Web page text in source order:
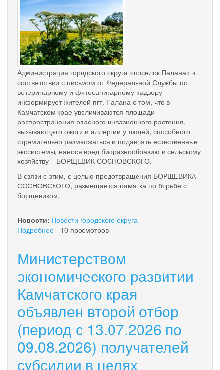
Администрация городского округа «поселок Палана» в
соответствии с письмом от Федеральной Службы по
ветеринарному и фитосанитарному надзору
информирует жителей пгт. Палана о том, что в
Камчатском крае увеличиваются площади
распространения опасного инвазионного растения,
вызывающего ожоги и аллергии у людей, способного
стремительно размножаться и подавлять естественные
экосистемы, нанося вред биоразнообразию и сельскому
хозяйству – БОРЩЕВИК СОСНОВСКОГО.
В связи с этим, с целью предотвращения БОРЩЕВИКА
СОСНОВСКОГО, размещается памятка по борьбе с
борщевиком.
Новости: Новости городского округа
Подробнее
Сосновского!
10 просмотров
Министерством
экономического развитии
Камчатского края
объявлен второй отбор
(период с 13.07.2026 по
09.08.2026) получателей
субсидии в целях